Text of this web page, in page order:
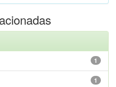
1
1